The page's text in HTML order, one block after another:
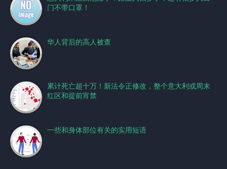
门不带口罩！
华人背后的高人被查
累计死亡超十万！新法令正修改，整个意大利或周末
红区和提前宵禁
一些和身体部位有关的实用短语